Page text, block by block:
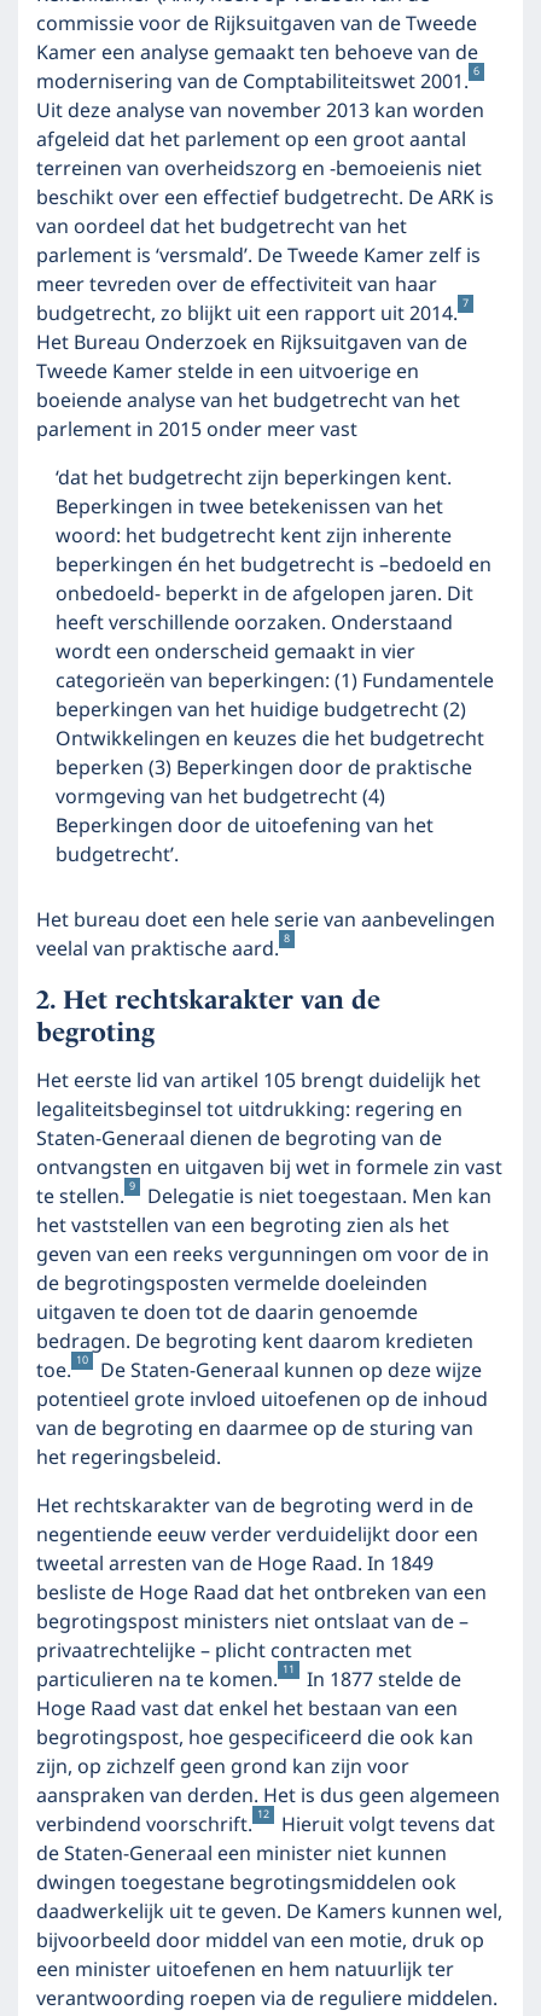
commissie voor de Rijksuitgaven van de Tweede
Kamer een analyse gemaakt ten behoeve van de
modernisering van de Comptabiliteitswet 2001. 6
Uit deze analyse van november 2013 kan worden
afgeleid dat het parlement op een groot aantal
terreinen van overheidszorg en -bemoeienis niet
beschikt over een effectief budgetrecht. De ARK is
van oordeel dat het budgetrecht van het
parlement is ‘versmald’. De Tweede Kamer zelf is
meer tevreden over de effectiviteit van haar
budgetrecht, zo blijkt uit een rapport uit 2014. 7
Het Bureau Onderzoek en Rijksuitgaven van de
Tweede Kamer stelde in een uitvoerige en
boeiende analyse van het budgetrecht van het
parlement in 2015 onder meer vast
‘dat het budgetrecht zijn beperkingen kent.
Beperkingen in twee betekenissen van het
woord: het budgetrecht kent zijn inherente
beperkingen én het budgetrecht is –bedoeld en
onbedoeld- beperkt in de afgelopen jaren. Dit
heeft verschillende oorzaken. Onderstaand
wordt een onderscheid gemaakt in vier
categorieën van beperkingen: (1) Fundamentele
beperkingen van het huidige budgetrecht (2)
Ontwikkelingen en keuzes die het budgetrecht
beperken (3) Beperkingen door de praktische
vormgeving van het budgetrecht (4)
Beperkingen door de uitoefening van het
budgetrecht’.
Het bureau doet een hele serie van aanbevelingen
veelal van praktische aard. 8
Het rechtskarakter van de
begroting
Het eerste lid van artikel 105 brengt duidelijk het
legaliteitsbeginsel tot uitdrukking: regering en
Staten-Generaal dienen de begroting van de
ontvangsten en uitgaven bij wet in formele zin vast
te stellen. 9
Delegatie is niet toegestaan. Men kan
het vaststellen van een begroting zien als het
geven van een reeks vergunningen om voor de in
de begrotingsposten vermelde doeleinden
uitgaven te doen tot de daarin genoemde
bedragen. De begroting kent daarom kredieten
toe. 10
De Staten-Generaal kunnen op deze wijze
potentieel grote invloed uitoefenen op de inhoud
van de begroting en daarmee op de sturing van
het regeringsbeleid.
Het rechtskarakter van de begroting werd in de
negentiende eeuw verder verduidelijkt door een
tweetal arresten van de Hoge Raad. In 1849
besliste de Hoge Raad dat het ontbreken van een
begrotingspost ministers niet ontslaat van de –
privaatrechtelijke – plicht contracten met
particulieren na te komen. 11
In 1877 stelde de
Hoge Raad vast dat enkel het bestaan van een
begrotingspost, hoe gespecificeerd die ook kan
zijn, op zichzelf geen grond kan zijn voor
aanspraken van derden. Het is dus geen algemeen
verbindend voorschrift. 12
Hieruit volgt tevens dat
de Staten-Generaal een minister niet kunnen
dwingen toegestane begrotingsmiddelen ook
daadwerkelijk uit te geven. De Kamers kunnen wel,
bijvoorbeeld door middel van een motie, druk op
een minister uitoefenen en hem natuurlijk ter
verantwoording roepen via de reguliere middelen.